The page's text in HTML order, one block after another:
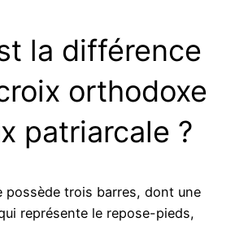
la différence
orthodoxe
patriarcale ?
possède trois barres, dont une
représente le repose-pieds,